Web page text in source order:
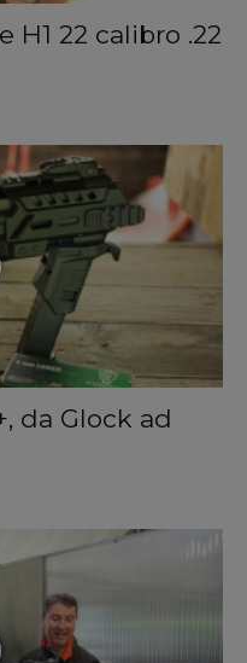
H1 22 calibro .22
da Glock ad